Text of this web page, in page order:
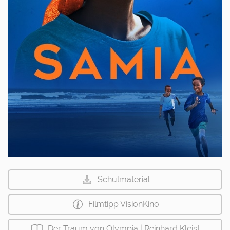
Schulmaterial
Filmtipp VisionKino